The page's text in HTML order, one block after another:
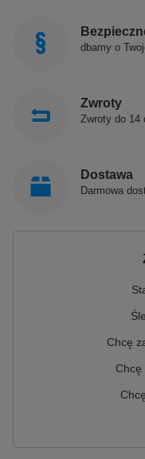
dbamy o
Zwroty
Zwroty do 14
Dostawa
Darmowa
Chcę
Chcę